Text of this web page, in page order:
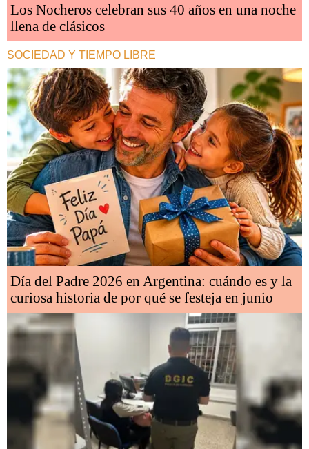
Los Nocheros celebran sus 40 años en una noche
llena de clásicos
SOCIEDAD Y TIEMPO LIBRE
Día del Padre 2026 en Argentina: cuándo es y la
curiosa historia de por qué se festeja en junio